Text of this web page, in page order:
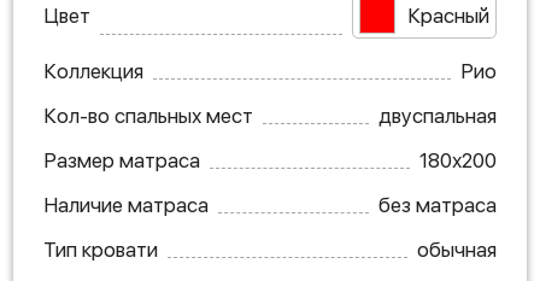
Цвет Красный
Коллекция
Рио
Кол-во спальных мест
двуспальная
Размер матраса
180х200
Наличие матраса
без матраса
Тип кровати
обычная